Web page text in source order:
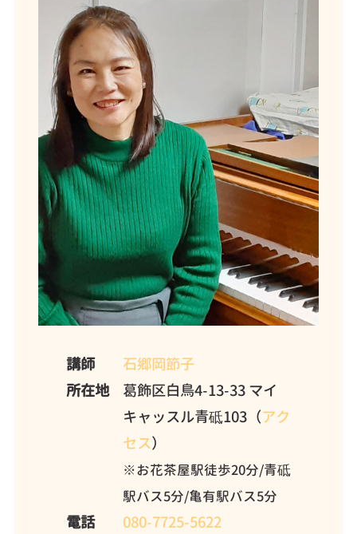
講師
石郷岡節子
所在地
葛飾区白鳥4-13-33 マイ
キャッスル青砥103（アク
セス）
※お花茶屋駅徒歩20分/青砥
駅バス5分/亀有駅バス5分
電話 080-7725-5622